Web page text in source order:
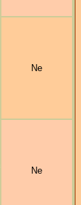
Ne
Ne